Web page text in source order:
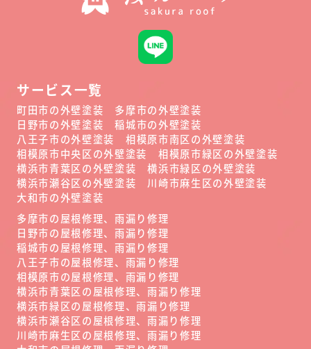
サービス一覧
町田市の外壁塗装
多摩市の外壁塗装
日野市の外壁塗装
稲城市の外壁塗装
八王子市の外壁塗装
相模原市南区の外壁塗装
相模原市中央区の外壁塗装
相模原市緑区の外壁塗装
横浜市青葉区の外壁塗装
横浜市緑区の外壁塗装
横浜市瀬谷区の外壁塗装
川崎市麻生区の外壁塗装
大和市の外壁塗装
多摩市の屋根修理、雨漏り修理
日野市の屋根修理、雨漏り修理
稲城市の屋根修理、雨漏り修理
八王子市の屋根修理、雨漏り修理
相模原市の屋根修理、雨漏り修理
横浜市青葉区の屋根修理、雨漏り修理
横浜市緑区の屋根修理、雨漏り修理
横浜市瀬谷区の屋根修理、雨漏り修理
川崎市麻生区の屋根修理、雨漏り修理